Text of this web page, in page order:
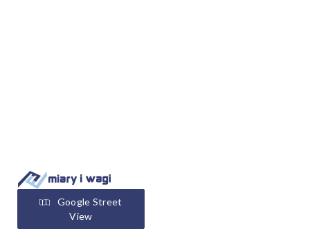
Google Street
View